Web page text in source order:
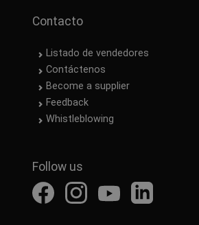
Contacto
Listado de vendedores
Contáctenos
Become a supplier
Feedback
Whistleblowing
Follow us